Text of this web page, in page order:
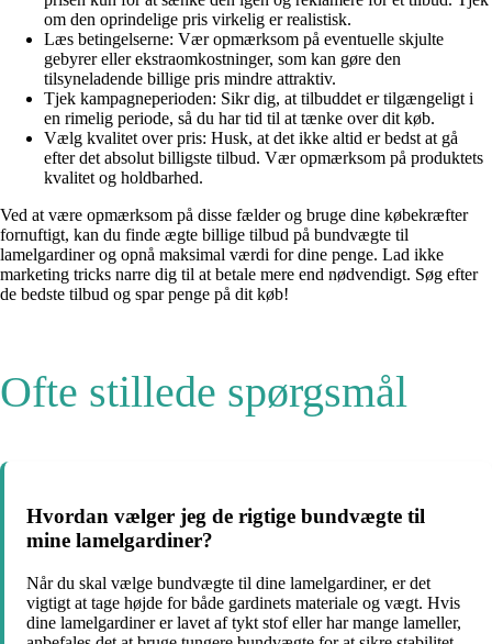
om den oprindelige pris virkelig er realistisk.
Læs betingelserne: Vær opmærksom på eventuelle skjulte
gebyrer eller ekstraomkostninger, som kan gøre den
tilsyneladende billige pris mindre attraktiv.
Tjek kampagneperioden: Sikr dig, at tilbuddet er tilgængeligt i
en rimelig periode, så du har tid til at tænke over dit køb.
Vælg kvalitet over pris: Husk, at det ikke altid er bedst at gå
efter det absolut billigste tilbud. Vær opmærksom på produktets
kvalitet og holdbarhed.
Ved at være opmærksom på disse fælder og bruge dine købekræfter
fornuftigt, kan du finde ægte billige tilbud på bundvægte til
lamelgardiner og opnå maksimal værdi for dine penge. Lad ikke
marketing tricks narre dig til at betale mere end nødvendigt. Søg efter
de bedste tilbud og spar penge på dit køb!
Ofte stillede spørgsmål
Hvordan vælger jeg de rigtige bundvægte til
mine lamelgardiner?
Når du skal vælge bundvægte til dine lamelgardiner, er det
vigtigt at tage højde for både gardinets materiale og vægt. Hvis
dine lamelgardiner er lavet af tykt stof eller har mange lameller,